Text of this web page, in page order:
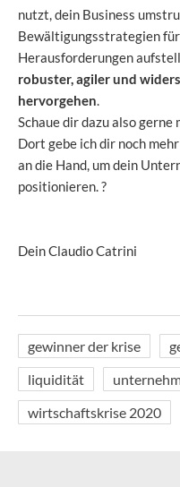
nutzt, dein Business
Bewältigungsstrategien
Herausforderungen
robuster, agiler und
hervorgehen
Schaue dir dazu also
Dort gebe ich dir noch
an die Hand, um dein
positionieren. ?
Dein Claudio Catrini
gewinner der krise
liquidität
wirtschaftskrise 2020